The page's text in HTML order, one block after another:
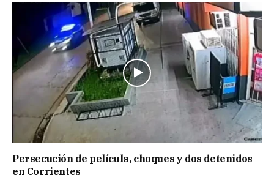
Persecución de película, choques y dos detenidos
en Corrientes